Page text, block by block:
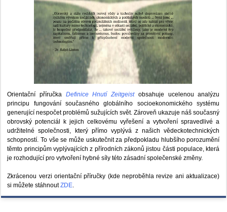
Orientační příručka Definice Hnutí Zeitgeistobsahuje ucelenou analýzu
principu fungování současného globálního socioekonomického systému
generující nespočet problémů sužujících svět. Zároveň ukazuje náš současný
obrovský potenciál k jejich celkovému vyřešení a vytvoření spravedlivé a
udržitelné společnosti, který přímo vyplývá z našich vědeckotechnických
schopností. To vše se může uskutečnit za předpokladu hlubšího porozumění
těmto principům vyplývajících z přírodních zákonů jistou části populace, která
je rozhodující pro vytvoření hybné síly této zásadní společenské změny.
Zkrácenou verzi orientační příručky (kde neproběhla revize ani aktualizace)
si můžete stáhnoutZDE.